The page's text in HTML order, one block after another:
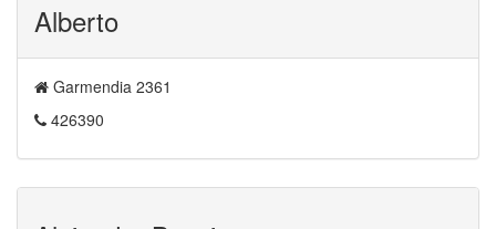
Alberto
Garmendia 2361
426390